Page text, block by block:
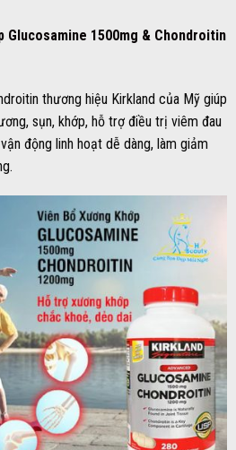
Glucosamine 1500mg & Chondroitin
thương hiệu Kirkland của Mỹ giúp
sụn, khớp, hỗ trợ điều trị viêm đau
động linh hoạt dễ dàng, làm giảm